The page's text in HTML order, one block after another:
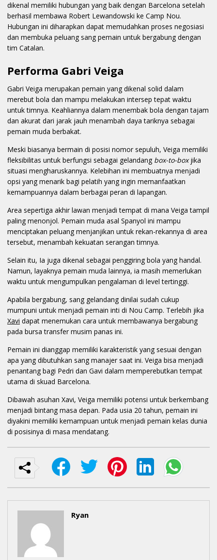
dikenal memiliki hubungan yang baik dengan Barcelona setelah
berhasil membawa Robert Lewandowski ke Camp Nou.
Hubungan ini diharapkan dapat memudahkan proses negosiasi
dan membuka peluang sang pemain untuk bergabung dengan
tim Catalan.
Performa Gabri Veiga
Gabri Veiga merupakan pemain yang dikenal solid dalam
merebut bola dan mampu melakukan intersep tepat waktu
untuk timnya. Keahliannya dalam menembak bola dengan tajam
dan akurat dari jarak jauh menambah daya tariknya sebagai
pemain muda berbakat.
Meski biasanya bermain di posisi nomor sepuluh, Veiga memiliki
fleksibilitas untuk berfungsi sebagai gelandang box-to-boxjika
situasi mengharuskannya. Kelebihan ini membuatnya menjadi
opsi yang menarik bagi pelatih yang ingin memanfaatkan
kemampuannya dalam berbagai peran di lapangan.
Area sepertiga akhir lawan menjadi tempat di mana Veiga tampil
paling menonjol. Pemain muda asal Spanyol ini mampu
menciptakan peluang menjanjikan untuk rekan-rekannya di area
tersebut, menambah kekuatan serangan timnya.
Selain itu, Ia juga dikenal sebagai penggiring bola yang handal.
Namun, layaknya pemain muda lainnya, ia masih memerlukan
waktu untuk mengumpulkan pengalaman di level tertinggi.
Apabila bergabung, sang gelandang dinilai sudah cukup
mumpuni untuk menjadi pemain inti di Nou Camp. Terlebih jika
Xavi dapat menemukan cara untuk membawanya bergabung
pada bursa transfer musim panas ini.
Pemain ini dianggap memiliki karakteristik yang sesuai dengan
apa yang dibutuhkan sang manajer saat ini. Veiga bisa menjadi
penantang bagi Pedri dan Gavi dalam memperebutkan tempat
utama di skuad Barcelona.
Dibawah asuhan Xavi, Veiga memiliki potensi untuk berkembang
menjadi bintang masa depan. Pada usia 20 tahun, pemain ini
diyakini memiliki kemampuan untuk menjadi pemain kelas dunia
di posisinya di masa mendatang.
Ryan